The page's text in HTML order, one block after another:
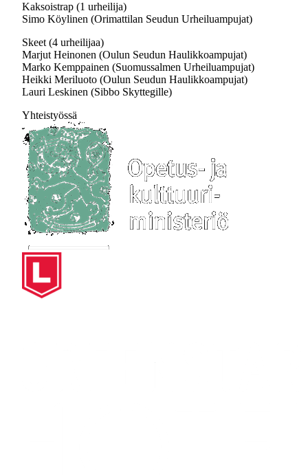
Kaksoistrap (1 urheilija)
Simo Köylinen (Orimattilan Seudun Urheiluampujat)
Skeet (4 urheilijaa)
Marjut Heinonen (Oulun Seudun Haulikkoampujat)
Marko Kemppainen (Suomussalmen Urheiluampujat)
Heikki Meriluoto (Oulun Seudun Haulikkoampujat)
Lauri Leskinen (Sibbo Skyttegille)
Yhteistyössä